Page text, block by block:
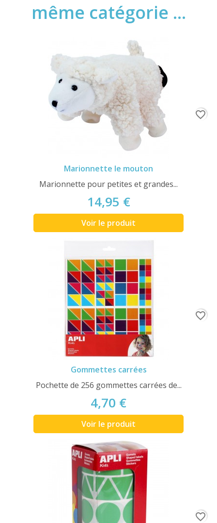
même catégorie ...
Marionnette le mouton
Marionnette pour petites et grandes...
14,95 €
Voir le produit
favorite_border
Gommettes carrées
Pochette de 256 gommettes carrées de...
4,70 €
Voir le produit
favorite_border
favorite_border